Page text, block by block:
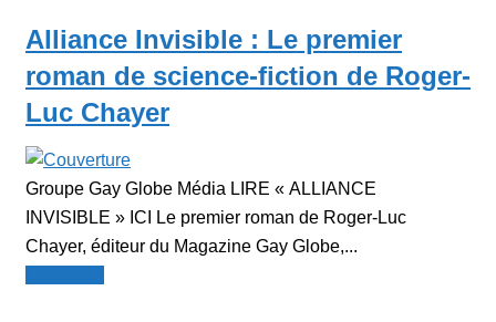
Alliance Invisible : Le premier
roman de science-fiction de Roger-
Luc Chayer
Groupe Gay Globe Média LIRE « ALLIANCE
INVISIBLE » ICI Le premier roman de Roger-Luc
Chayer, éditeur du Magazine Gay Globe,...